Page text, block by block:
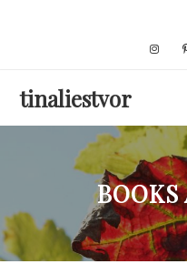
tinaliestvor
BOOKS